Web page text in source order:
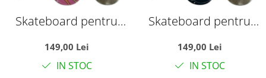
Skateboard pentru
luminoase, 80 cm -
Grafic
149,00 Lei
IN STOC
Skateboard pentru
luminoase, 80 cm -
Space
149,00 Lei
IN STOC